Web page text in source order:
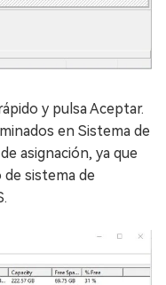
y pulsa Aceptar.
en Sistema de
asignación, ya que
de sistema de